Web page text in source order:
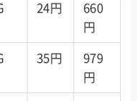
24円
660
円
35円
979
円